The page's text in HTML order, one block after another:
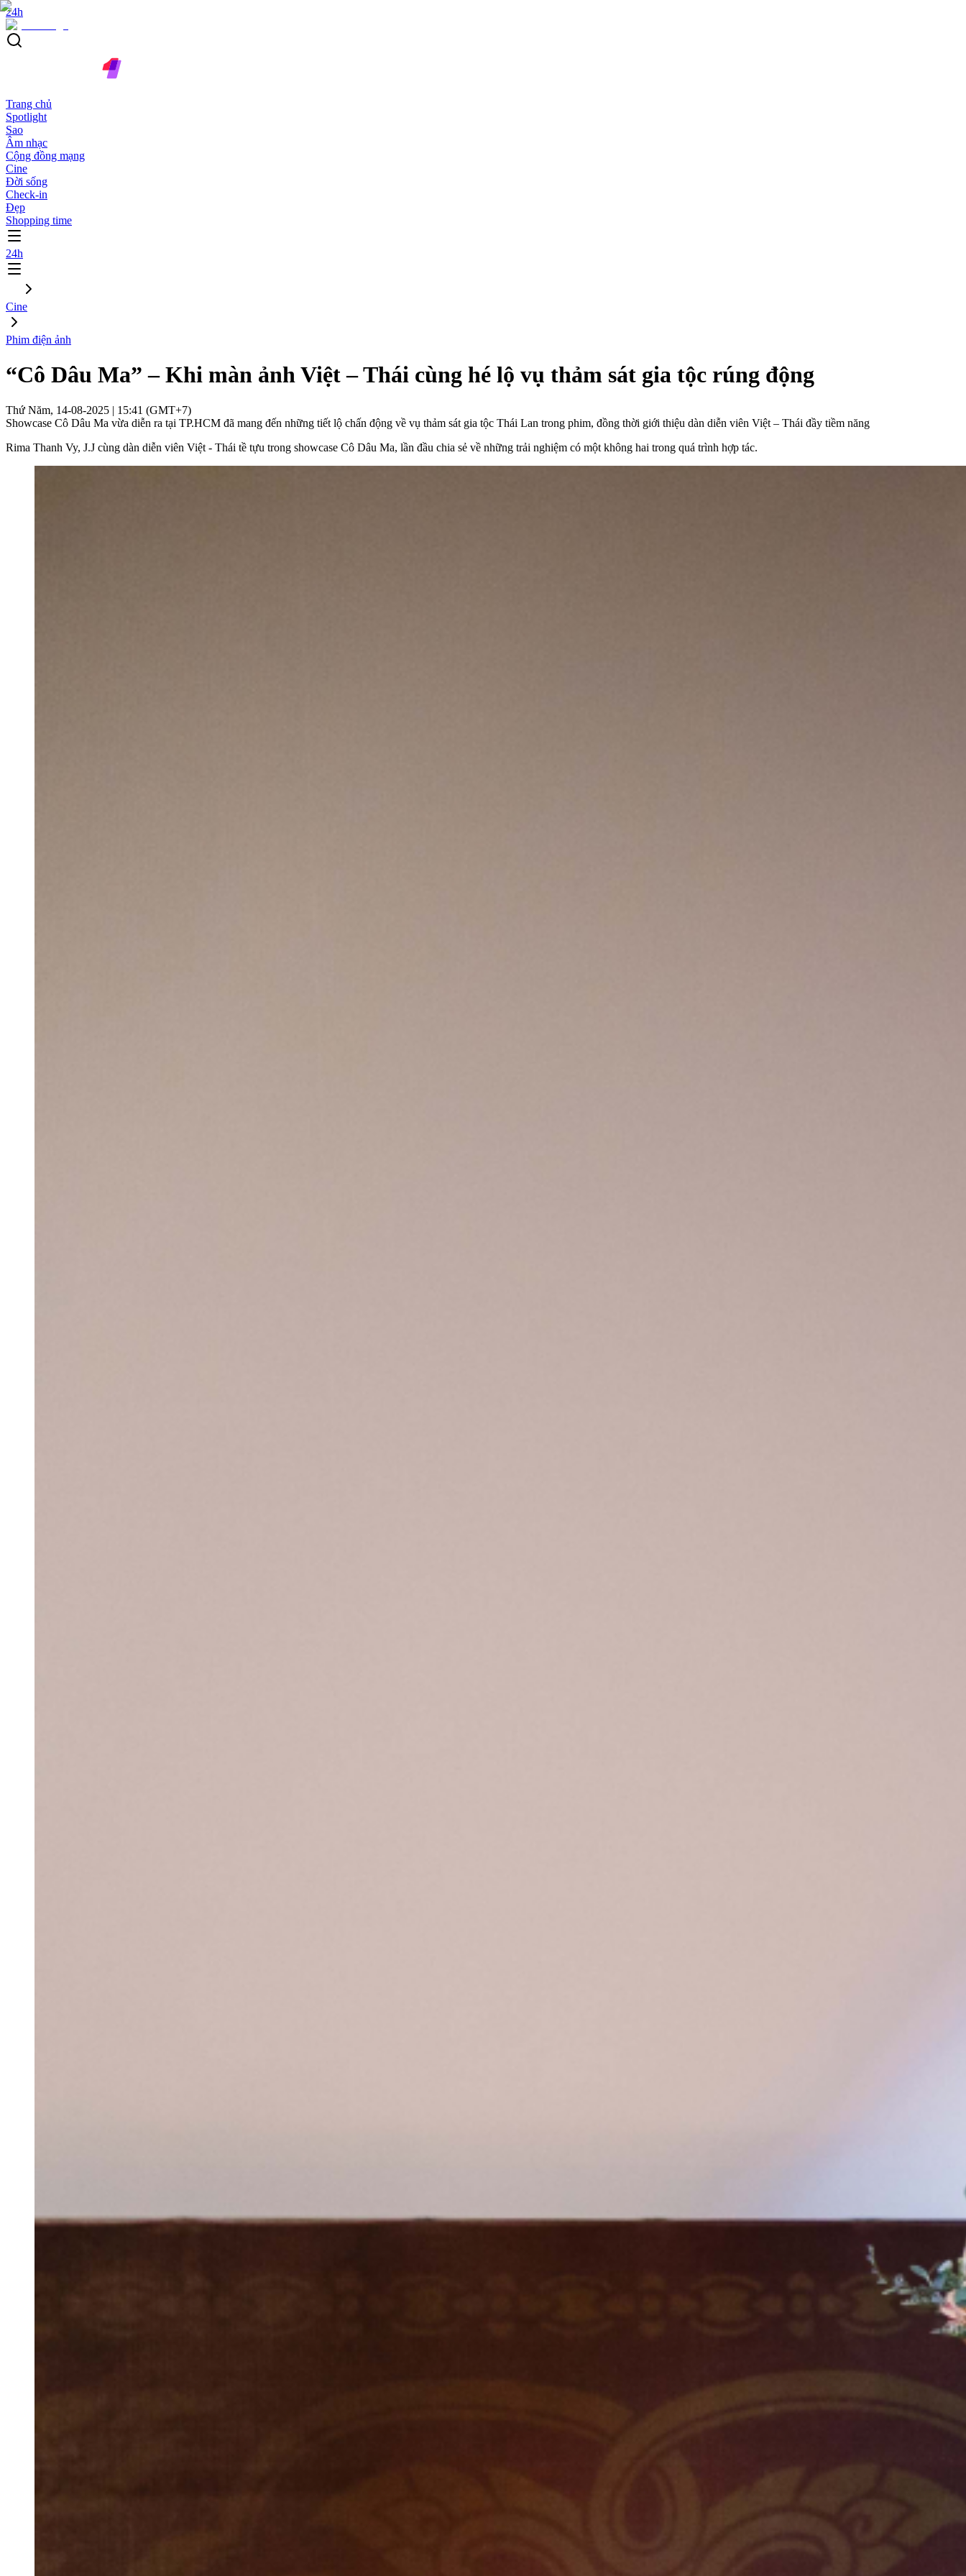
24h
Trang chủ
Spotlight
Sao
Âm nhạc
Cộng đồng mạng
Cine
Đời sống
Check-in
Đẹp
Shopping time
24h
Cine
Phim điện ảnh
“Cô Dâu Ma” – Khi màn ảnh Việt – Thái cùng hé lộ vụ thảm sát gia tộc rúng động
Thứ Năm, 14-08-2025 | 15:41 (GMT+7)
Showcase Cô Dâu Ma vừa diễn ra tại TP.HCM đã mang đến những tiết lộ chấn động về vụ thảm sát gia tộc Thái Lan trong phim, đồng thời giới thiệu dàn diễn viên Việt – Thái đầy tiềm năng
Rima Thanh Vy, J.J cùng dàn diễn viên Việt - Thái tề tựu trong showcase Cô Dâu Ma, lần đầu chia sẻ về những trải nghiệm có một không hai trong quá trình hợp tác.